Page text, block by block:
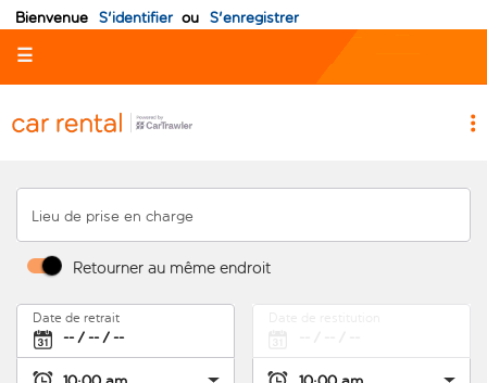
Bienvenue S'identifier ou S'enregistrer
☰
Lieu de prise en charge
Retourner au même endroit
Date de retrait